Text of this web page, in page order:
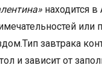
находится в
или
Тип завтрака
и зависит от